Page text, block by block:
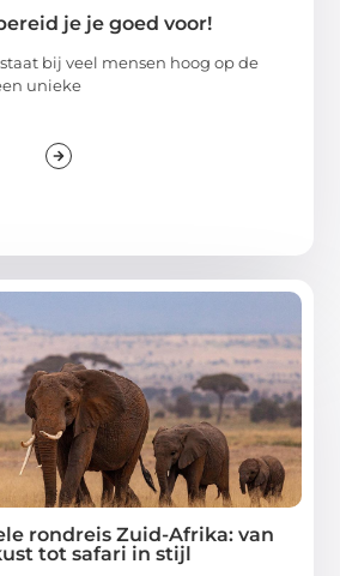
je je goed voor!
bij veel mensen hoog op de
unieke
rondreis Zuid-Afrika: van
tot safari in stijl